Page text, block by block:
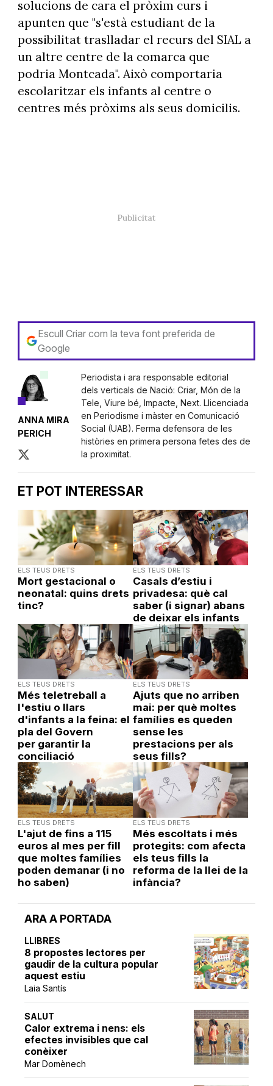
ARA A PORTADA
LLIBRES
8 propostes lectores per
gaudir de la cultura popular
aquest estiu
Laia Santís
SALUT
Calor extrema i nens: els
efectes invisibles que cal
conèixer
Mar Domènech
solucions de cara el pròxim curs i
apunten que "s'està estudiant de la
possibilitat traslladar el recurs del SIAL a
un altre centre de la comarca que
podria Montcada". Això comportaria
escolaritzar els infants al centre o
centres més pròxims als seus domicilis.
Escull Criar com la teva font preferida de
Google
ANNA MIRA
PERICH
Periodista i ara responsable editorial
dels verticals de Nació: Criar, Món de la
Tele, Viure bé, Impacte, Next. Llicenciada
en Periodisme i màster en Comunicació
Social (UAB). Ferma defensora de les
històries en primera persona fetes des de
la proximitat.
ET POT INTERESSAR
ELS TEUS DRETS
Mort gestacional o
neonatal: quins drets
tinc?
ELS TEUS DRETS
Casals d’estiu i
privadesa: què cal
saber (i signar) abans
de deixar els infants
ELS TEUS DRETS
Més teletreball a
l'estiu o llars
d'infants a la feina: el
pla del Govern
per garantir la
conciliació
ELS TEUS DRETS
Ajuts que no arriben
mai: per què moltes
famílies es queden
sense les
prestacions per als
seus fills?
ELS TEUS DRETS
L'ajut de fins a 115
euros al mes per fill
que moltes famílies
poden demanar (i no
ho saben)
ELS TEUS DRETS
Més escoltats i més
protegits: com afecta
els teus fills la
reforma de la llei de la
infància?